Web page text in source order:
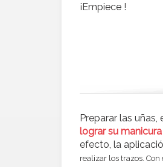
¡Empiece !
Preparar las
lograr su
efecto, la
realizar los trazos.